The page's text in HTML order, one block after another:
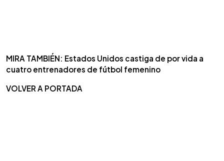
MIRA TAMBIÉN: Estados Unidos castiga de por vida a
cuatro entrenadores de fútbol femenino
VOLVER A PORTADA